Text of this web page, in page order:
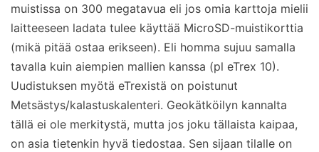
muistissa on 300 megatavua eli jos omia karttoja mielii
laitteeseen ladata tulee käyttää MicroSD-muistikorttia
(mikä pitää ostaa erikseen). Eli homma sujuu samalla
tavalla kuin aiempien mallien kanssa (pl eTrex 10).
Uudistuksen myötä eTrexistä on poistunut
Metsästys/kalastuskalenteri. Geokätköilyn kannalta
tällä ei ole merkitystä, mutta jos joku tällaista kaipaa,
on asia tietenkin hyvä tiedostaa. Sen sijaan tilalle on